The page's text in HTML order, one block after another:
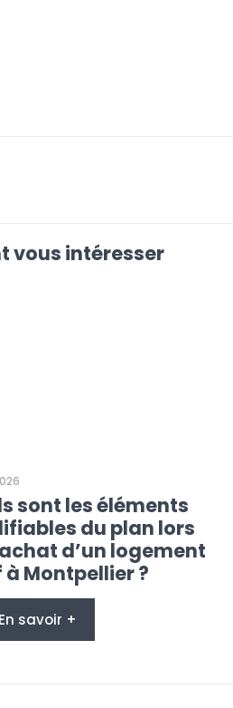
vous intéresser
sont les éléments
du plan lors
d’un logement
à Montpellier ?
En savoir +